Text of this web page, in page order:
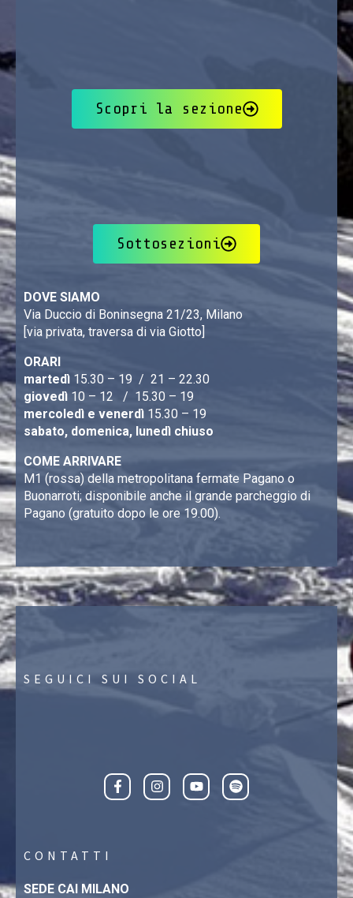
Scopri la sezione
Sottosezioni
DOVE SIAMO
Via Duccio di Boninsegna 21/23, Milano
[via privata, traversa di via Giotto]
ORARI
martedì 15.30 – 19 / 21 – 22.30
giovedì 10 – 12 / 15.30 – 19
mercoledì e venerdì 15.30 – 19
sabato, domenica, lunedì chiuso
COME ARRIVARE
M1 (rossa) della metropolitana fermate Pagano o
Buonarroti; disponibile anche il grande parcheggio di
Pagano (gratuito dopo le ore 19.00).
SEGUICI SUI SOCIAL
CONTATTI
SEDE CAI MILANO